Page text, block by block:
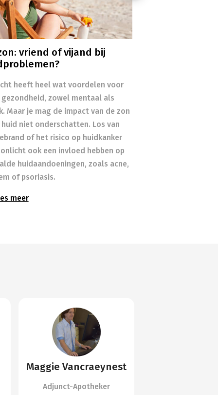
vriend of vijand bij
heeft heel wat voordelen voor
gezondheid, zowel mentaal als
Maar je mag de impact van de zon
niet onderschatten. Los van
of het risico op huidkanker
ook een invloed hebben op
huidaandoeningen, zoals acne,
of psoriasis.
meer
Maggie Vancraeynest
Adjunct-Apotheker